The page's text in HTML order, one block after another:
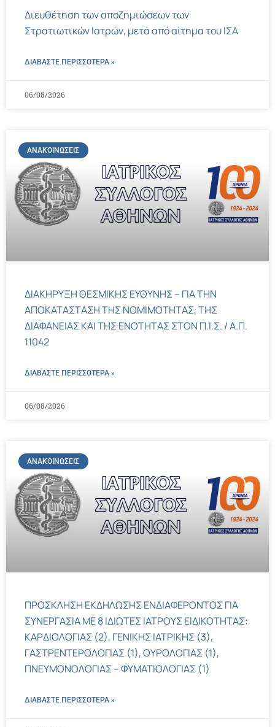
Διευθέτηση των αποζημιώσεων των
Στρατιωτικών Ιατρών, μετά από αίτημα του ΙΣΑ
ΔΙΑΒΑΣΤΕ ΠΕΡΙΣΣΌΤΕΡΑ »
06/08/2026
ΑΝΑΚΟΙΝΏΣΕΙΣ
ΔΙΑΚΗΡΥΞΗ ΘΕΣΜΙΚΗΣ ΕΥΘΥΝΗΣ – ΓΙΑ ΤΗΝ
ΑΠΟΚΑΤΑΣΤΑΣΗ ΤΗΣ ΝΟΜΙΜΟΤΗΤΑΣ, ΤΗΣ
ΔΙΑΦΑΝΕΙΑΣ ΚΑΙ ΤΗΣ ΕΝΟΤΗΤΑΣ ΣΤΟΝ Π.Ι.Σ. / Α.Π.
11042
ΔΙΑΒΑΣΤΕ ΠΕΡΙΣΣΌΤΕΡΑ »
06/08/2026
ΑΝΑΚΟΙΝΏΣΕΙΣ
ΠΡΟΣΚΛΗΣΗ ΕΚΔΗΛΩΣΗΣ ΕΝΔΙΑΦΕΡΟΝΤΟΣ ΓΙΑ
ΣΥΝΕΡΓΑΣΙΑ ΜΕ 8 ΙΔΙΩΤΕΣ ΙΑΤΡΟΥΣ ΕΙΔΙΚΟΤΗΤΑΣ:
ΚΑΡΔΙΟΛΟΓΙΑΣ (2), ΓΕΝΙΚΗΣ ΙΑΤΡΙΚΗΣ (3),
ΓΑΣΤΡΕΝΤΕΡΟΛΟΓΙΑΣ (1), ΟΥΡΟΛΟΓΙΑΣ (1),
ΠΝΕΥΜΟΝΟΛΟΓΙΑΣ – ΦΥΜΑΤΙΟΛΟΓΙΑΣ (1)
ΔΙΑΒΑΣΤΕ ΠΕΡΙΣΣΌΤΕΡΑ »